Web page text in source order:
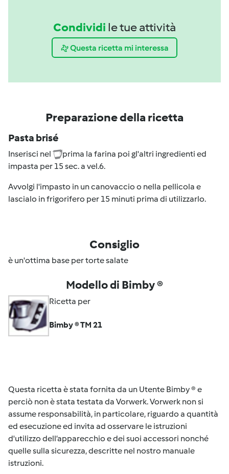
Condividi le tue attività
Questa ricetta mi interessa
Preparazione della ricetta
Pasta brisé
Inserisci nel
prima la farina poi gl'altri ingredienti ed
impasta per 15 sec. a vel.6.
Avvolgi l'impasto in un canovaccio o nella pellicola e
lascialo in frigorifero per 15 minuti prima di utilizzarlo.
Consiglio
è un'ottima base per torte salate
Modello di Bimby ®
Ricetta per
Bimby ® TM 21
Questa ricetta è stata fornita da un Utente Bimby ® e
perciò non è stata testata da Vorwerk. Vorwerk non si
assume responsabilità, in particolare, riguardo a quantità
ed esecuzione ed invita ad osservare le istruzioni
d'utilizzo dell’apparecchio e dei suoi accessori nonché
quelle sulla sicurezza, descritte nel nostro manuale
istruzioni.